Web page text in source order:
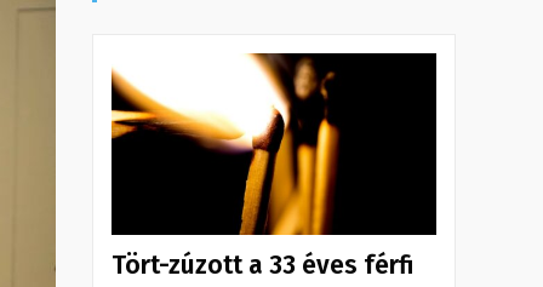
Tört-zúzott a 33 éves férfi